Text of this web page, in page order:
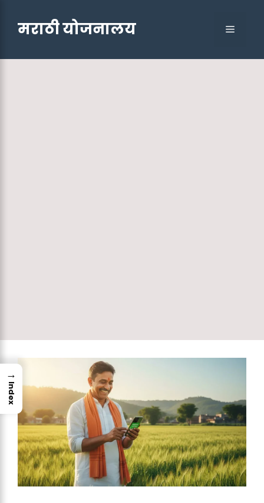
contentमराठी योजनालय Menu
→
Index